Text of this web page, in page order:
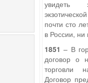
увидеть
почти сто
в России,
1851 – В
договор о
торговли
Договор